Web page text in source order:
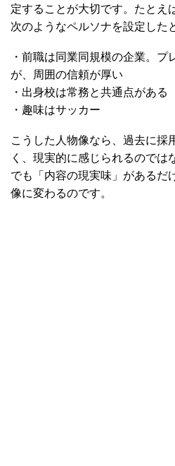
定することが大切です。たとえ
次のようなペルソナを設定した
・前職は同業同規模の企業。プ
が、周囲の信頼が厚い
・出身校は常務と共通点がある
・趣味はサッカー
こうした人物像なら、過去に採
く、現実的に感じられるのでは
でも「内容の現実味」があるだ
像に変わるのです。